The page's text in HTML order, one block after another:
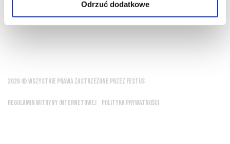
Odrzuć dodatkowe
2026 © WSZYSTKIE PRAWA ZASTRZEŻONE PRZEZ FESTUS
REGULAMIN WITRYNY INTERNETOWEJ POLITYKA PRYWATNOŚCI